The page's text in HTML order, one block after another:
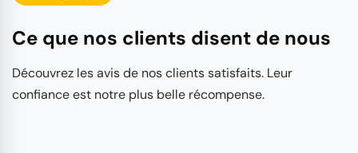
Ce que nos clients disent de nous
Découvrez les avis de nos clients satisfaits. Leur
confiance est notre plus belle récompense.